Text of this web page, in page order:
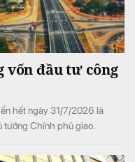
vốn đầu tư công
hết ngày 31/7/2026 là
tướng Chính phủ giao.